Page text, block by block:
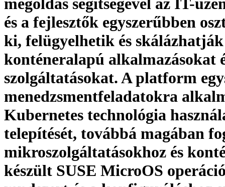
és a fejlesztők egyszerűbben
ki, felügyelhetik és
konténeralapú alkalmazásokat
szolgáltatásokat. A platform
menedzsmentfeladatokra
Kubernetes technológia
telepítését, továbbá magában
mikroszolgáltatásokhoz és
készült SUSE MicroOS